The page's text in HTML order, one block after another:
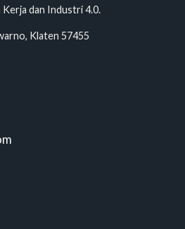
dan Industri 4.0.
Klaten 57455